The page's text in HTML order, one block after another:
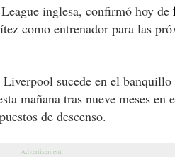
inglesa, confirmó hoy de
como entrenador para las
sucede en el banquillo
mañana tras nueve meses en
de descenso.